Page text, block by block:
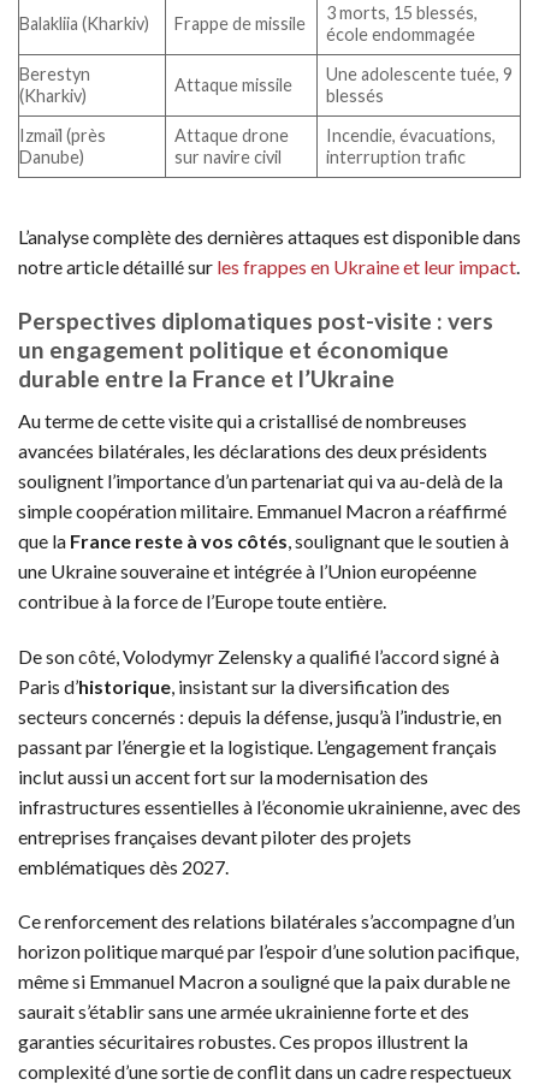
Balakliia (Kharkiv) Frappe de missile
3 morts, 15 blessés,
école endommagée
Berestyn
(Kharkiv)
Attaque missile
Une adolescente tuée, 9
blessés
Izmaïl (près
Danube)
Attaque drone
sur navire civil
Incendie, évacuations,
interruption trafic
L’analyse complète des dernières attaques est disponible dans
notre article détaillé sur les frappes en Ukraine et leur impact.
Perspectives diplomatiques post-visite : vers
un engagement politique et économique
durable entre la France et l’Ukraine
Au terme de cette visite qui a cristallisé de nombreuses
avancées bilatérales, les déclarations des deux présidents
soulignent l’importance d’un partenariat qui va au-delà de la
simple coopération militaire. Emmanuel Macron a réaffirmé
que la France reste à vos côtés, soulignant que le soutien à
une Ukraine souveraine et intégrée à l’Union européenne
contribue à la force de l’Europe toute entière.
De son côté, Volodymyr Zelensky a qualifié l’accord signé à
Paris d’historique , insistant sur la diversification des
secteurs concernés : depuis la défense, jusqu’à l’industrie, en
passant par l’énergie et la logistique. L’engagement français
inclut aussi un accent fort sur la modernisation des
infrastructures essentielles à l’économie ukrainienne, avec des
entreprises françaises devant piloter des projets
emblématiques dès 2027.
Ce renforcement des relations bilatérales s’accompagne d’un
horizon politique marqué par l’espoir d’une solution pacifique,
même si Emmanuel Macron a souligné que la paix durable ne
saurait s’établir sans une armée ukrainienne forte et des
garanties sécuritaires robustes. Ces propos illustrent la
complexité d’une sortie de conflit dans un cadre respectueux